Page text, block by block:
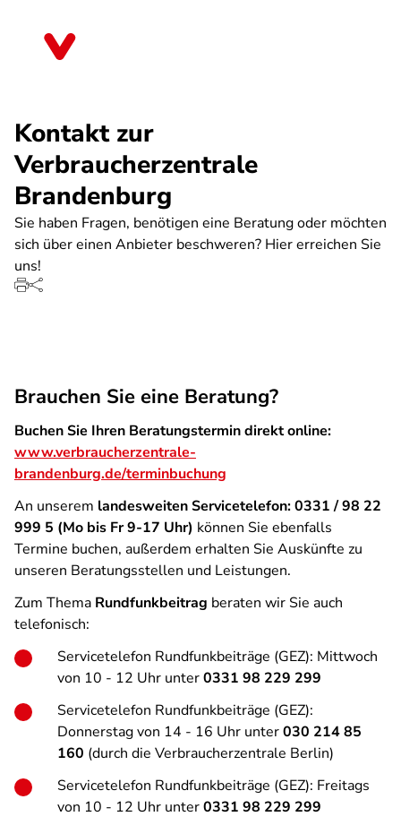
Kontakt zur
Verbraucherzentrale
Brandenburg
Sie haben Fragen, benötigen eine Beratung oder möchten
sich über einen Anbieter beschweren? Hier erreichen Sie
uns!
Brauchen Sie eine Beratung?
Buchen Sie Ihren Beratungstermin direkt online:
www.verbraucherzentrale-
brandenburg.de/terminbuchung
An unserem landesweiten Servicetelefon: 0331 / 98 22
999 5 (Mo bis Fr 9-17 Uhr) können Sie ebenfalls
Termine buchen, außerdem erhalten Sie Auskünfte zu
unseren Beratungsstellen und Leistungen.
Zum Thema Rundfunkbeitrag beraten wir Sie auch
telefonisch:
Servicetelefon Rundfunkbeiträge (GEZ): Mittwoch
von 10 - 12 Uhr unter0331 98 229 299
Servicetelefon Rundfunkbeiträge (GEZ):
Donnerstag von 14 - 16 Uhr unter030 214 85
160 (durch die Verbraucherzentrale Berlin)
Servicetelefon Rundfunkbeiträge (GEZ): Freitags
von 10 - 12 Uhr unter0331 98 229 299